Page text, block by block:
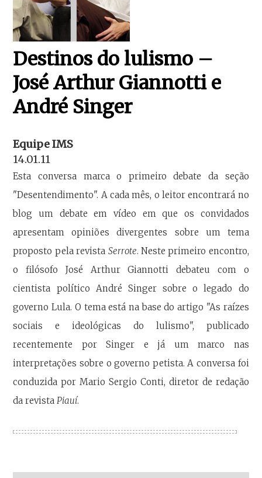
Destinos do lulismo –
José Arthur Giannotti e
André Singer
Equipe IMS
14.01.11
Esta conversa marca o primeiro debate da seção
"Desentendimento". A cada mês, o leitor encontrará no
blog um debate em vídeo em que os convidados
apresentam opiniões divergentes sobre um tema
proposto pela revista Serrote. Neste primeiro encontro,
o filósofo José Arthur Giannotti debateu com o
cientista político André Singer sobre o legado do
governo Lula. O tema está na base do artigo "As raízes
sociais e ideológicas do lulismo", publicado
recentemente por Singer e já um marco nas
interpretações sobre o governo petista. A conversa foi
conduzida por Mario Sergio Conti, diretor de redação
da revista Piauí.